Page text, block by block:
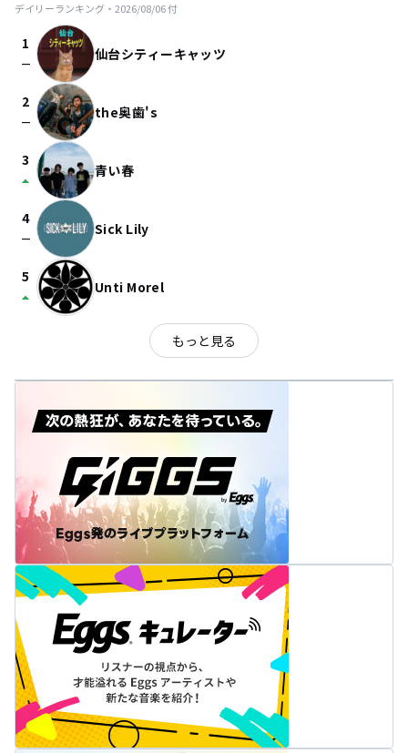
デイリーランキング・ 2026/08/06付
1
check_indeterminate_small 仙台シティーキャッツ
2
check_indeterminate_small the奥歯's
3
arrow_drop_up 青い春
4
check_indeterminate_small Sick Lily
5
arrow_drop_up Unti Morel
もっと見る